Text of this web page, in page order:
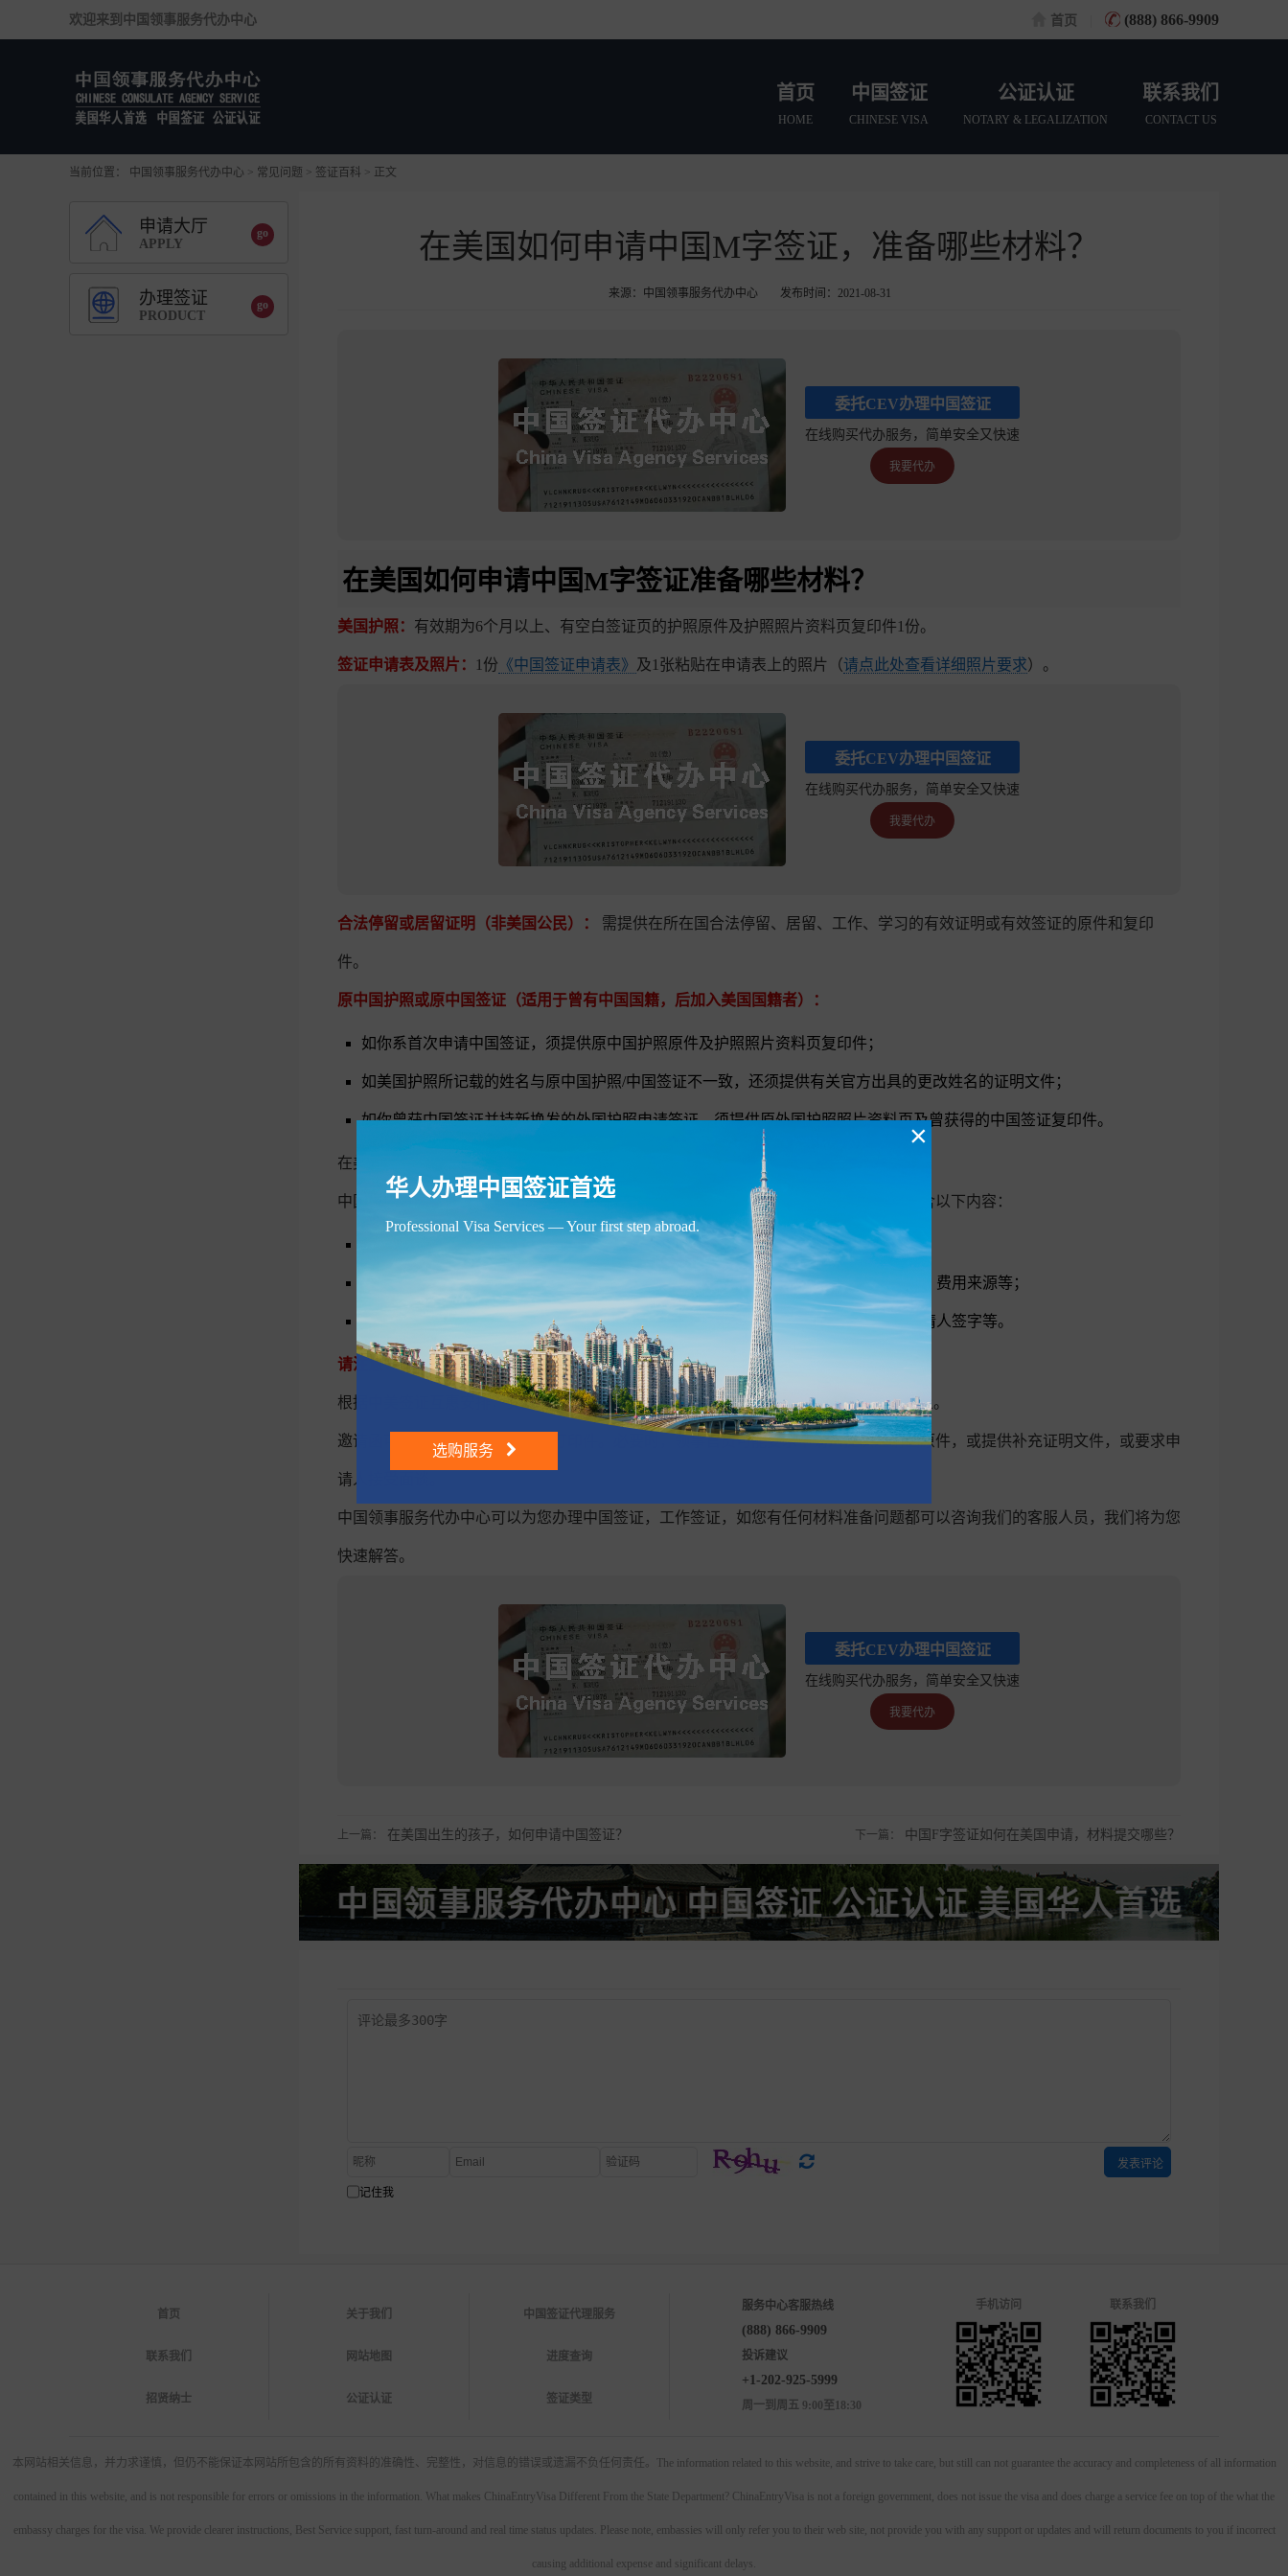
欢迎来到 中国领事服务代办中心 首页 (888) 866-9909
首页
HOME
中国签证
CHINESE VISA
公证认证
NOTARY & LEGALIZATION
联系我们
CONTACT US
当前位置： 中国领事服务代办中心 > 常见问题 > 签证百科 > 正文
申请大厅
APPLY
办理签证
PRODUCT
在美国如何申请中国M字签证，准备哪些材料？
来源：中国领事服务代办中心 发布时间：2021-08-31
委托CEV办理中国签证
在线购买代办服务，简单安全又快速
我要代办
在美国如何申请中国M字签证准备哪些材料？
美国护照： 有效期为6个月以上、有空白签证页的护照原件及护照照片资料页复印件1份。
签证申请表及照片： 1份 《中国签证申请表》 及1张粘贴在申请表上的照片（请点此处查看详细照片要求）。
委托CEV办理中国签证
在线购买代办服务，简单安全又快速
我要代办
合法停留或居留证明（非美国公民）： 需提供在所在国合法停留、居留、工作、学习的有效证明或有效签证的原件和复印
件。
原中国护照或原中国签证（适用于曾有中国国籍，后加入美国国籍者）：
如你系首次申请中国签证，须提供原中国护照原件及护照照片资料页复印件；
如美国护照所记载的姓名与原中国护照/中国签证不一致，还须提供有关官方出具的更改姓名的证明文件；
如你曾获中国签证并持新换发的外国护照申请签证，须提供原外国护照照片资料页及曾获得的中国签证复印件。
在美国出生的中国血统儿童申请签证， 请点此处查看详细说明。
中国境内贸易合作方出具的商务活动文件、经贸交易会请柬等邀请函件。该邀请函须包含以下内容：
1、被邀请人个人信息：姓名、性别、出生日期等；
2、被邀请人访问信息：来华事由、抵离日期、访问地点、与邀请单位或邀请人关系、费用来源等；
3、邀请单位信息：邀请单位名称、地址、联系电话、单位印章、法定代表或单位邀请人签字等。
请注意：
根据中美签证互惠安排，美国公民可申请十年多次M字签证，但护照有效期须在一年以上。
邀请函可以是传真件、复印件或打印件。必要时，领事官员可能要求申请人提供邀请函原件，或提供补充证明文件，或要求申
请人接受面谈。
中国领事服务代办中心可以为您办理中国签证，工作签证，如您有任何材料准备问题都可以咨询我们的客服人员，我们将为您
快速解答。
委托CEV办理中国签证
在线购买代办服务，简单安全又快速
我要代办
上一篇： 在美国出生的孩子，如何申请中国签证？ 下一篇： 中国F字签证如何在美国申请，材料提交哪些？
记住我
首页
联系我们
招贤纳士
关于我们
网站地图
公证认证
中国签证代理服务
进度查询
签证类型
服务中心客服热线
(888) 866-9909
投诉建议
+1-202-925-5999
周一到周五 9:00至18:30
手机访问 联系我们
本网站相关信息，并力求谨慎，但仍不能保证本网站所包含的所有资料的准确性、完整性，对信息的错误或遗漏不负任何责任。The information related to this website, and strive to take care, but still can not guarantee the accuracy and completeness of all information
contained in this website, and is not responsible for errors or omissions in the information. What makes ChinaEntryVisa Different From the State Department? ChinaEntryVisa is not a foreign government, does not issue the visa and does charge a service fee on top of the what the
embassy charges for the visa. We provide clearer instructions, Best Service support, fast turn-around and real time status updates. Please note, embassies will only refer you to their web site, not provide you with any support or updates and will return documents to you if incorrect
causing additional expense and significant delays.
Professional Visa Services — Your first step abroad.
选购服务
×
华人办理中国签证首选